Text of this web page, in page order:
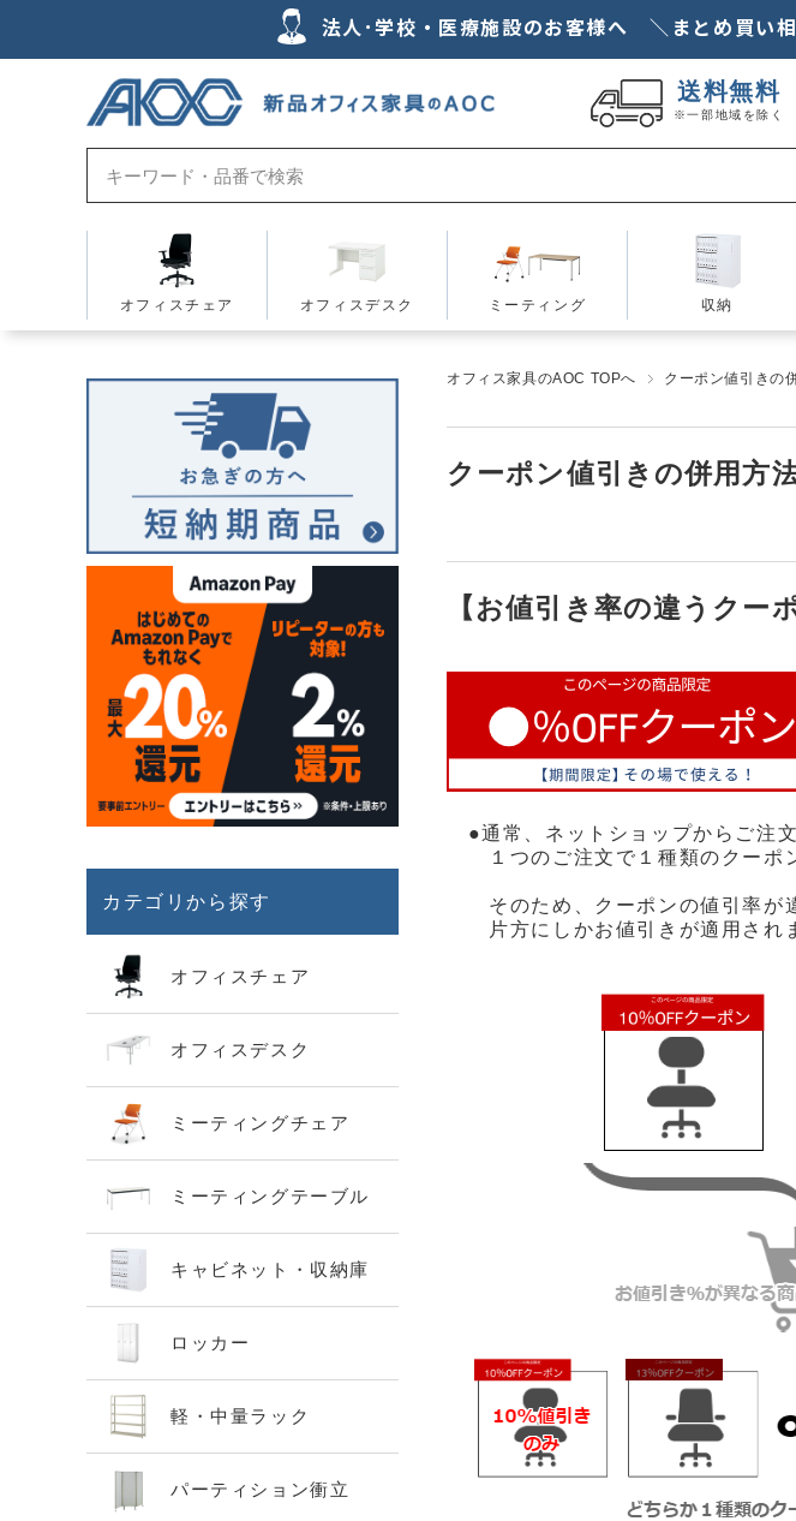
法人･学校・医療施設のお客様へ ＼まとめ買い
送料無料
※一部地域を除く
オフィスチェア オフィスデスク ミーティング 収納
オフィス家具のAOC TOPへ クーポン値引きの
クーポン値引きの併用方
【お値引き率の違うクー
●通常、ネットショップからご注文
１つのご注文で１種類のクーポン
そのため、クーポンの値引率が
片方にしかお値引きが適用され
カテゴリから探す
オフィスチェア
オフィスデスク
ミーティングチェア
ミーティングテーブル
キャビネット・収納庫
ロッカー
軽・中量ラック
パーティション衝立